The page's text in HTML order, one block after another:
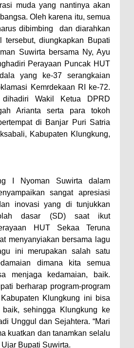
muda yang nantinya akan
Oleh karena itu, semua
dibimbing dan diarahkan
tersebut, diungkapkan Bupati
Suwirta bersama Ny, Ayu
Perayaan Puncak HUT
yang ke-37 serangkaian
Kemrdekaan RI ke-72.
Wakil Ketua DPRD
Arianta serta para tokoh
di Banjar Puri Satria
Kabupaten Klungkung,
I Nyoman Suwirta dalam
sangat apresiasi
inovasi yang di tunjukkan
dasar (SD) saat ikut
HUT Sekaa Teruna
menyanyiakan bersama lagu
ini merupakan salah satu
dimana kita semua
menjaga kedamaian, baik.
berharap program-program
Klungkung ini bisa
baik, sehingga Klungkung ke
Unggul dan Sejahtera. “Mari
kuatkan dan tanamkan selalu
Ujar Bupati Suwirta.